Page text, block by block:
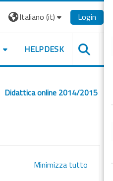
Italiano ‎(it)‎ Login
HELPDESK
Didattica online 2014/2015
Minimizza tutto